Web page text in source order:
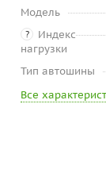
Модель
?
Индекс
нагрузки
Тип автошины
Все